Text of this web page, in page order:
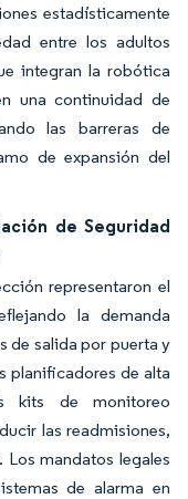
estadísticamente
entre los adultos
integran la robótica
una continuidad de
las barreras de
de expansión del
de Seguridad
representaron el
la demanda
de salida por puerta y
planificadores de alta
kits de monitoreo
las readmisiones,
mandatos legales
de alarma en